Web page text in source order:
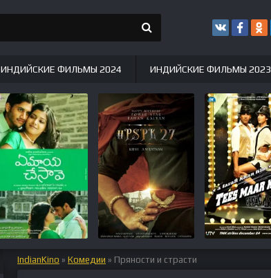
IndianKino » Комедии » Пряности и страсти
ИНДИЙСКИЕ ФИЛЬМЫ 2024 ИНДИЙСКИЕ ФИЛЬМЫ 2023